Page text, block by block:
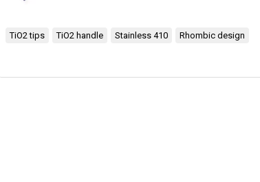
TiO2 tips TiO2 handle Stainless 410 Rhombic design